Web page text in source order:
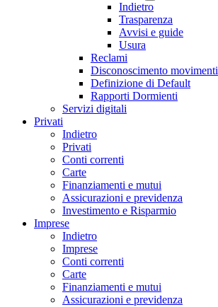
Indietro
Trasparenza
Avvisi e guide
Usura
Reclami
Disconoscimento movimenti
Definizione di Default
Rapporti Dormienti
Servizi digitali
Privati
Indietro
Privati
Conti correnti
Carte
Finanziamenti e mutui
Assicurazioni e previdenza
Investimento e Risparmio
Imprese
Indietro
Imprese
Conti correnti
Carte
Finanziamenti e mutui
Assicurazioni e previdenza